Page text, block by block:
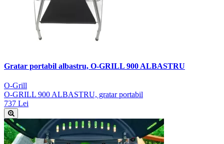
Gratar portabil albastru, O-GRILL 900 ALBASTRU
O-Grill
O-GRILL 900 ALBASTRU, gratar portabil
737 Lei